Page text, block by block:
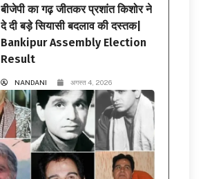
बीजेपी का गढ़ जीतकर प्रशांत किशोर ने
दे दी बड़े सियासी बदलाव की दस्तक|
Bankipur Assembly Election
Result
NANDANI अगस्त 4, 2026